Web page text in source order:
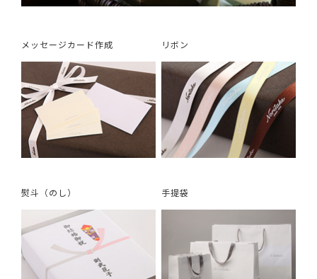
メッセージカード作成 リボン
熨斗（のし） 手提袋